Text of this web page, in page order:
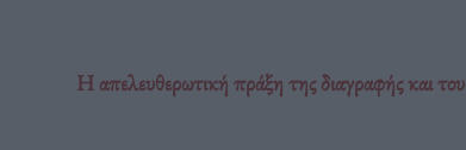
Η απελευθερωτική πράξη της διαγραφής και